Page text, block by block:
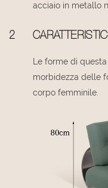
acciaio in metallo
2
Le forme di
morbidezza delle
corpo femminile.